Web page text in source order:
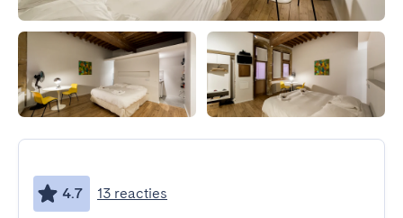
4.7 13 reacties